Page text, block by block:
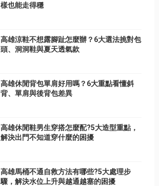
樣也能走得穩
高雄涼鞋不想露腳趾怎麼辦？6大選法挑對包
頭、洞洞鞋與夏天透氣款
高雄休閒背包單肩好用嗎？6大重點看懂斜
背、單肩與後背包差異
高雄休閒鞋男生穿搭怎麼配?5大造型重點，
解決出門不知道穿什麼的困擾
高雄馬桶不通自救方法有哪些?5大處理步
驟，解決水位上升與越通越塞的困擾